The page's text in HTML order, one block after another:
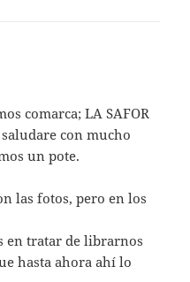
comarca; LA SAFOR
con mucho
un pote.
las fotos, pero en los
en tratar de librarnos
hasta ahora ahí lo